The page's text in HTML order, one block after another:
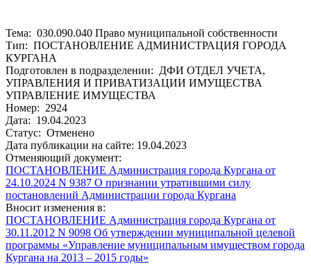
Тема: 030.090.040 Право муниципальной собственности
Тип: ПОСТАНОВЛЕНИЕ АДМИНИСТРАЦИЯ ГОРОДА
КУРГАНА
Подготовлен в подразделении: ДФИ ОТДЕЛ УЧЕТА,
УПРАВЛЕНИЯ И ПРИВАТИЗАЦИИ ИМУЩЕСТВА
УПРАВЛЕНИЕ ИМУЩЕСТВА
Номер: 2924
Дата: 19.04.2023
Статус: Отменено
Дата публикации на сайте: 19.04.2023
Отменяющий документ:
ПОСТАНОВЛЕНИЕ Администрация города Кургана от
24.10.2024 N 9387 О признании утратившими силу
постановлений Администрации города Кургана
Вносит изменения в:
ПОСТАНОВЛЕНИЕ Администрация города Кургана от
30.11.2012 N 9098 Об утверждении муниципальной целевой
программы «Управление муниципальным имуществом города
Кургана на 2013 – 2015 годы»